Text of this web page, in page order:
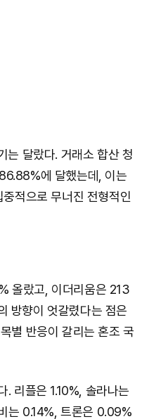
는 달랐다. 거래소 합산 청
에 달했는데, 이는
적으로 무너진 전형적인
올랐고, 이더리움은 213
방향이 엇갈렸다는 점은
별 반응이 갈리는 혼조 국
. 리플은 1.10%, 솔라나는
는 0.14%, 트론은 0.09%